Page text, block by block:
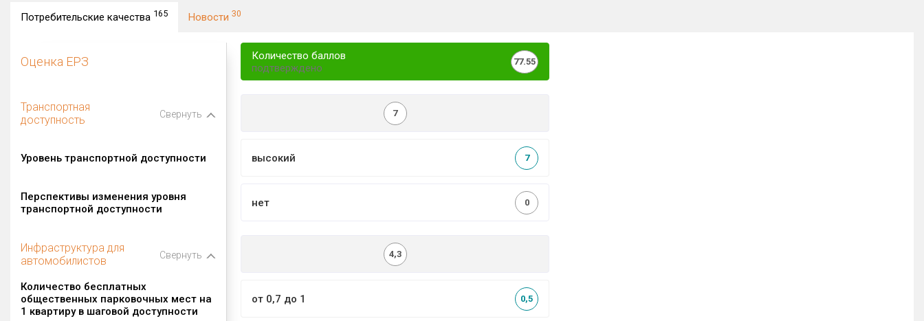
Потребительские качества 165 Новости 30
Оценка ЕРЗ
Количество баллов
подтверждено
77.55
Транспортная
доступность
Свернуть 7
Уровень транспортной доступности высокий 7
Перспективы изменения уровня
транспортной доступности
нет 0
Инфраструктура для
автомобилистов
Свернуть 4,3
Количество бесплатных
общественных парковочных мест на
1 квартиру в шаговой доступности
от 0,7 до 1 0,5